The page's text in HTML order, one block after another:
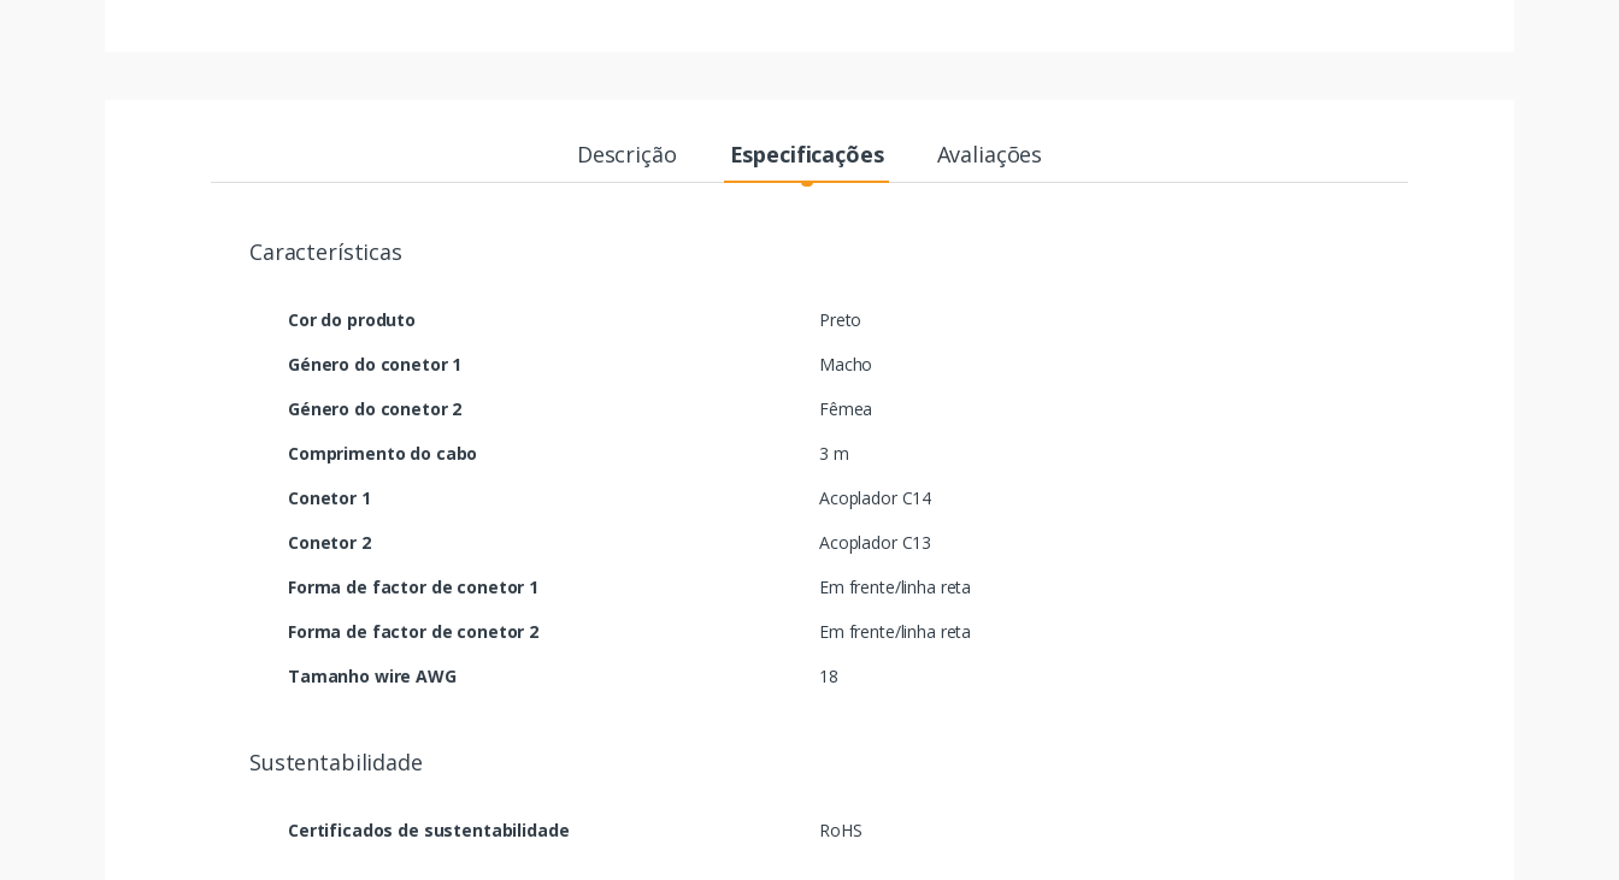
Descrição Especificações Avaliações
Características
Cor do produto
Preto
Género do conetor 1
Macho
Género do conetor 2
Fêmea
Comprimento do cabo
3 m
Conetor 1
Acoplador C14
Conetor 2
Acoplador C13
Forma de factor de conetor 1
Em frente/linha reta
Forma de factor de conetor 2
Em frente/linha reta
Tamanho wire AWG
18
Sustentabilidade
Certificados de sustentabilidade RoHS